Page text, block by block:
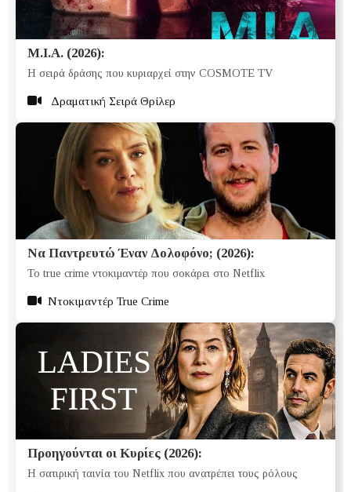
M.I.A. (2026):
Η σειρά δράσης που κυριαρχεί στην COSMOTE TV
Δραματική Σειρά Θρίλερ
Να Παντρευτώ Έναν Δολοφόνο; (2026):
Το true crime ντοκιμαντέρ που σοκάρει στο Netflix
Ντοκιμαντέρ True Crime
Προηγούνται οι Κυρίες (2026):
Η σατιρική ταινία του Netflix που ανατρέπει τους ρόλους